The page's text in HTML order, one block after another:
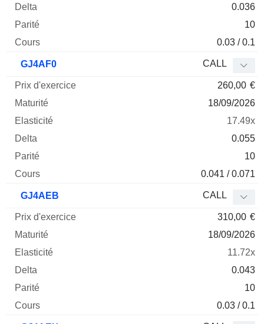
0.036
10
0.03 / 0.1
GJ4AF0 CALL
260,00 €
18/09/2026
17.49x
0.055
10
0.041 / 0.071
GJ4AEB CALL
310,00 €
18/09/2026
11.72x
0.043
10
0.03 / 0.1